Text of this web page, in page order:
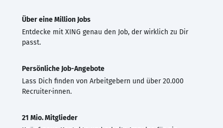
Über eine Million Jobs
Entdecke mit XING genau den Job, der wirklich zu Dir
passt.
Persönliche Job-Angebote
Lass Dich finden von Arbeitgebern und über 20.000
Recruiter·innen.
21 Mio. Mitglieder